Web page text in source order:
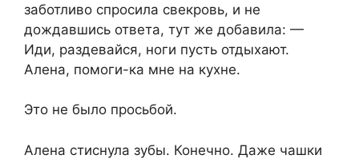
заботливо спросила свекровь, и не
дождавшись ответа, тут же добавила: —
Иди, раздевайся, ноги пусть отдыхают.
Алена, помоги-ка мне на кухне.
Это не было просьбой.
Алена стиснула зубы. Конечно. Даже чашки